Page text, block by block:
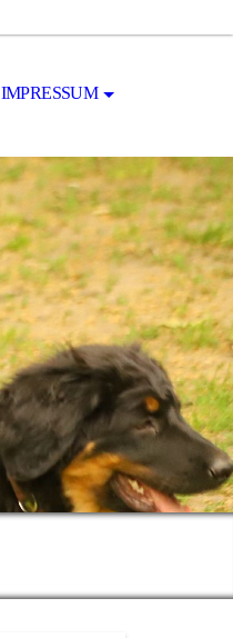
IMPRESSUM